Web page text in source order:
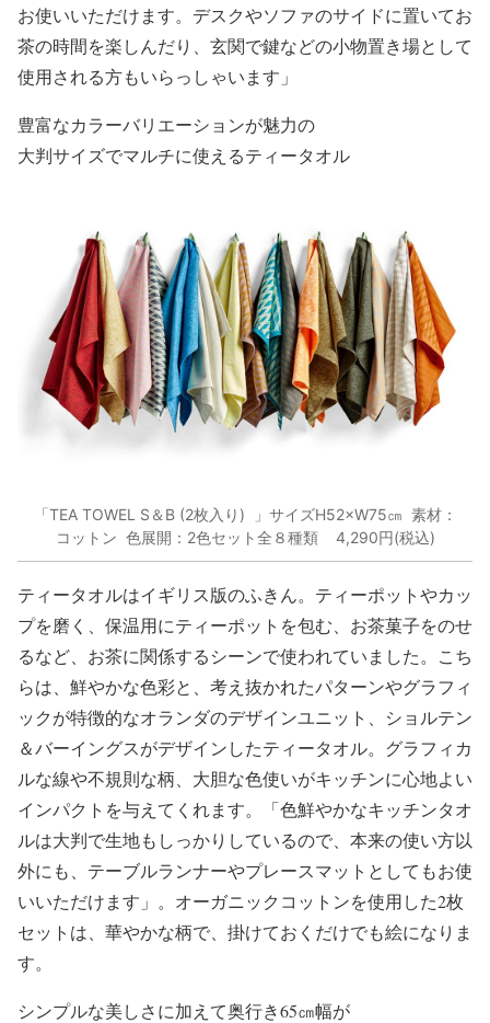
お使いいただけます。デスクやソファのサイドに置いてお
茶の時間を楽しんだり、玄関で鍵などの小物置き場として
使用される方もいらっしゃいます」
豊富なカラーバリエーションが魅力の
大判サイズでマルチに使えるティータオル
「TEA TOWEL S＆B (2枚入り) 」サイズH52×W75㎝ 素材：
コットン 色展開：2色セット全８種類 4,290円(税込)
ティータオルはイギリス版のふきん。ティーポットやカッ
プを磨く、保温用にティーポットを包む、お茶菓子をのせ
るなど、お茶に関係するシーンで使われていました。こち
らは、鮮やかな色彩と、考え抜かれたパターンやグラフィ
ックが特徴的なオランダのデザインユニット、ショルテン
＆バーイングスがデザインしたティータオル。グラフィカ
ルな線や不規則な柄、大胆な色使いがキッチンに心地よい
インパクトを与えてくれます。「色鮮やかなキッチンタオ
ルは大判で生地もしっかりしているので、本来の使い方以
外にも、テーブルランナーやプレースマットとしてもお使
いいただけます」。オーガニックコットンを使用した2枚
セットは、華やかな柄で、掛けておくだけでも絵になりま
す。
シンプルな美しさに加えて奥行き65㎝幅が